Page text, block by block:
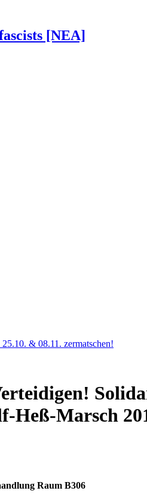
[NEA]
& 08.11. zermatschen!
Heß-Marsch
Raum B306